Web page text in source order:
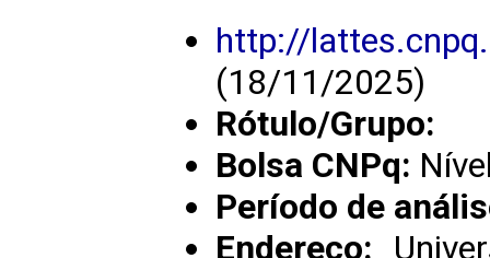
http://
(18/11/2025)
Rótulo/Grupo:
Bolsa CNPq:
Período de
Endereço: